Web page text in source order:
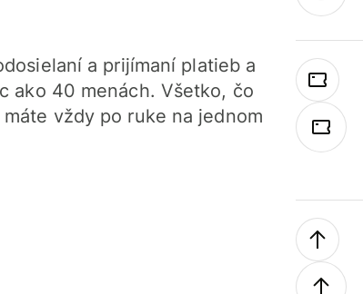
a prijímaní platieb a
ako 40 menách. Všetko, čo
vždy po ruke na jednom